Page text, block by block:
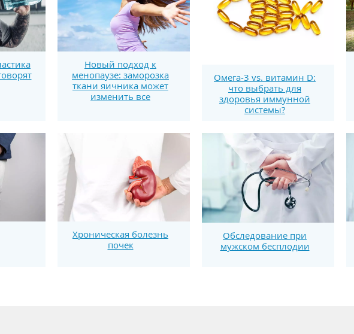
Новый подход к
менопаузе: заморозка
ткани яичника может
изменить все
Омега-3 vs. витамин D:
что выбрать для
здоровья иммунной
системы?
Хроническая болезнь
почек
Обследование при
мужском бесплодии